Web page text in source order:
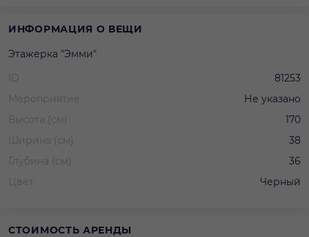
ИНФОРМАЦИЯ О ВЕЩИ
Этажерка "Эмми"
ID
81253
Мероприятие
Не указано
Высота (см)
170
Ширина (см)
38
Глубина (см)
36
Цвет
Черный
СТОИМОСТЬ АРЕНДЫ